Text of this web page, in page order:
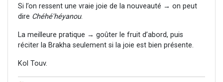
Si l’on ressent une vraie joie de la nouveauté → on peut
dire Chéhé'héyanou.
La meilleure pratique → goûter le fruit d’abord, puis
réciter la Brakha seulement si la joie est bien présente.
Kol Touv.